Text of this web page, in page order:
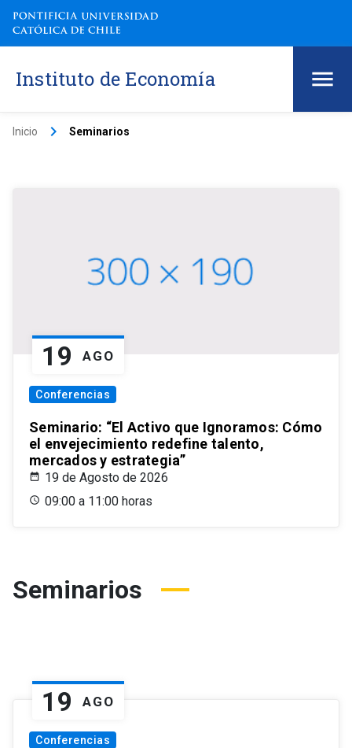
Instituto de Economía
Inicio keyboard_arrow_right Seminarios
19 AGO
Conferencias
Seminario: “El Activo que Ignoramos: Cómo
el envejecimiento redefine talento,
mercados y estrategia”
19 de Agosto de 2026
09:00 a 11:00 horas
Seminarios
19 AGO
Conferencias